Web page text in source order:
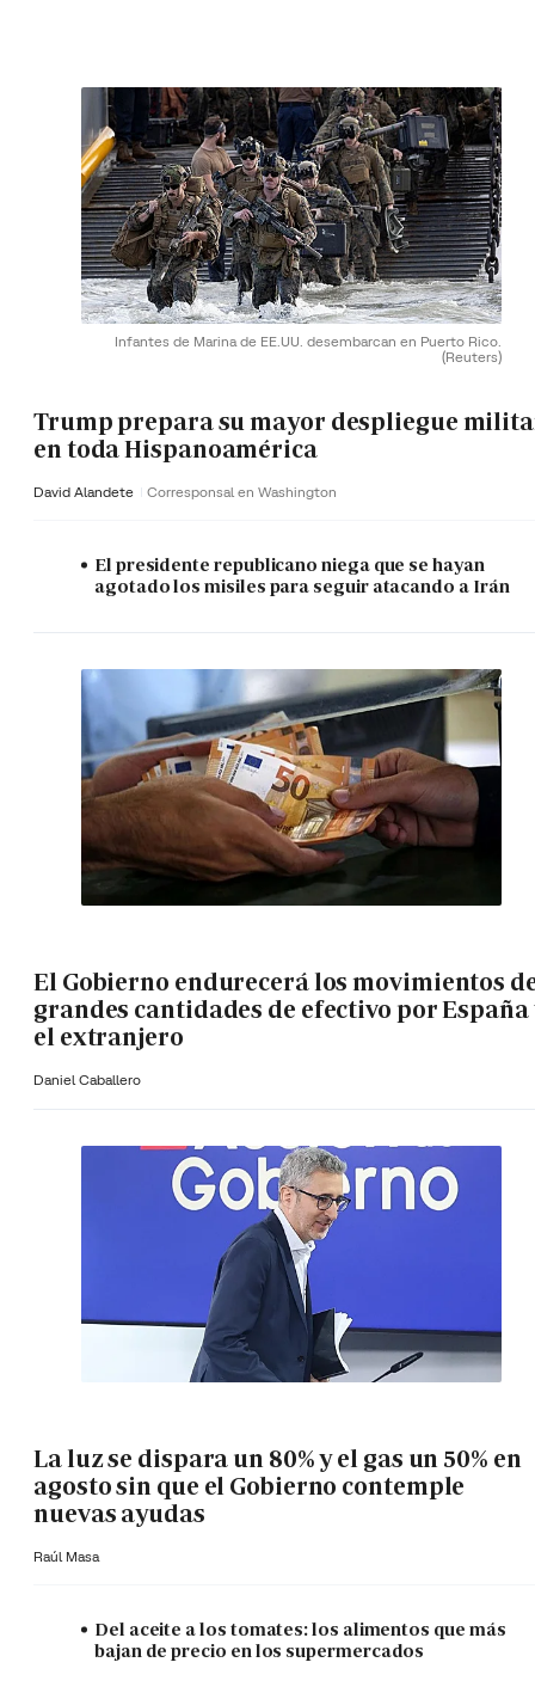
Infantes de Marina de EE.UU. desembarcan en Puerto Rico.
(Reuters)
Trump prepara su mayor despliegue
en toda Hispanoamérica
David Alandete Corresponsal en Washington
El presidente republicano niega que se hayan
agotado los misiles para seguir atacando a Irán
El Gobierno endurecerá los movimientos
grandes cantidades de efectivo por España
el extranjero
Daniel Caballero
La luz se dispara un 80% y el gas un 50% en
agosto sin que el Gobierno contemple
nuevas ayudas
Raúl Masa
Del aceite a los tomates: los alimentos que más
bajan de precio en los supermercados